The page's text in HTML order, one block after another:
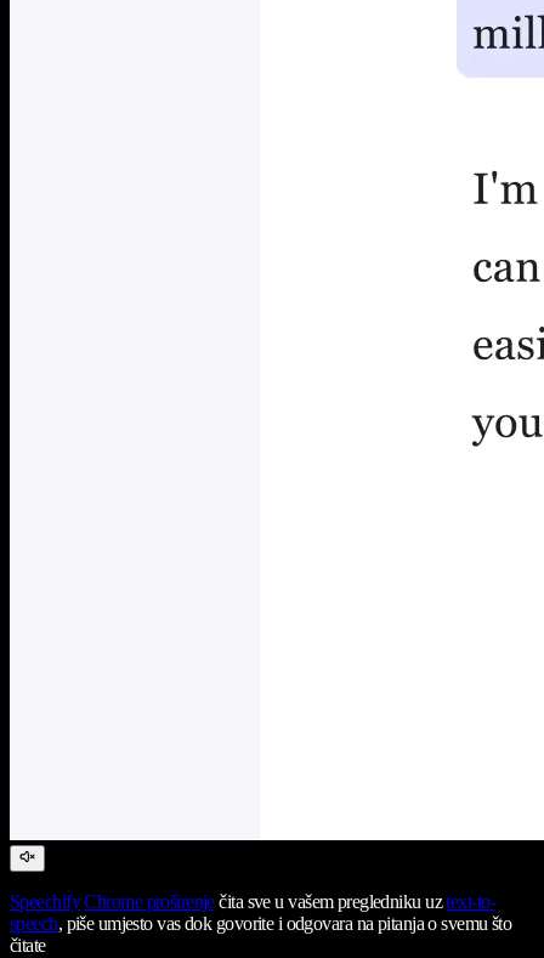
Speechify Chrome proširenječita sve u vašem pregledniku uztext-to-
speech, piše umjesto vas dok govorite i odgovara na pitanja o svemu što
čitate